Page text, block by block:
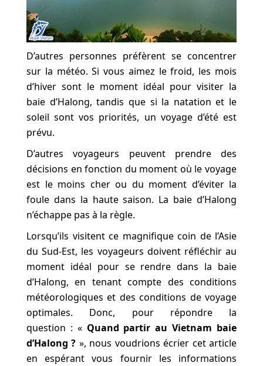
D’autres personnes préfèrent se concentrer
sur la météo. Si vous aimez le froid, les mois
d’hiver sont le moment idéal pour visiter la
baie d’Halong, tandis que si la natation et le
soleil sont vos priorités, un voyage d’été est
prévu.
D’autres voyageurs peuvent prendre des
décisions en fonction du moment où le voyage
est le moins cher ou du moment d’éviter la
foule dans la haute saison. La baie d’Halong
n’échappe pas à la règle.
Lorsqu’ils visitent ce magnifique coin de l’Asie
du Sud-Est, les voyageurs doivent réfléchir au
moment idéal pour se rendre dans la baie
d’Halong, en tenant compte des conditions
météorologiques et des conditions de voyage
optimales. Donc, pour répondre la
question : « Quand partir au Vietnam baie
d’Halong ? », nous voudrions écrier cet article
en espérant vous fournir les informations